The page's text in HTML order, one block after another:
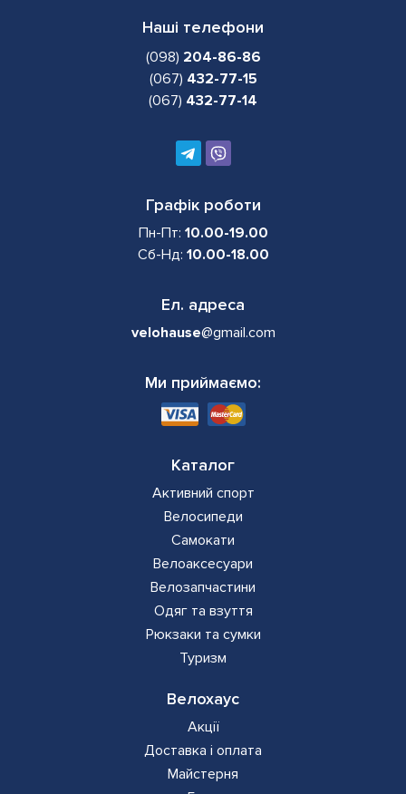
Каталог
Активний спорт
Велосипеди
Самокати
Велоаксесуари
Велозапчастини
Одяг та взуття
Рюкзаки та сумки
Туризм
Велохаус
Акції
Доставка і оплата
Майстерня
Наші телефони
(098) 204-86-86
(067) 432-77-15
(067) 432-77-14
Графік роботи
Пн-Пт: 10.00-19.00
Сб-Нд: 10.00-18.00
Ел. адреса
velohause@gmail.com
Ми приймаємо: